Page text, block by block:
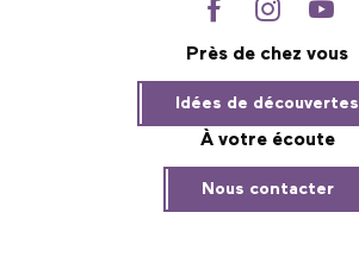
Près de chez vous
Idées de découvertes
À votre écoute
Nous contacter